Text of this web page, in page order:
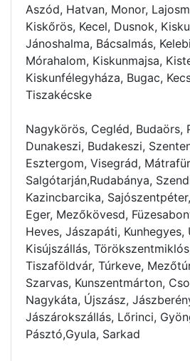
Aszód, Hatvan, Monor,
Kiskőrös, Kecel, Dusnok,
Jánoshalma, Bácsalmás,
Mórahalom, Kiskunmajsa,
Kiskunfélegyháza, Bugac,
Tiszakécske
Nagykörös, Cegléd, Budaörs,
Dunakeszi, Budakeszi,
Esztergom, Visegrád,
Salgótarján,Rudabánya,
Kazincbarcika,
Eger, Mezőkövesd,
Heves, Jászapáti, Kunhegyes,
Kisújszállás,
Tiszaföldvár, Túrkeve,
Szarvas, Kunszentmárton,
Nagykáta, Újszász,
Jászárokszállás, Lőrinci,
Pásztó,Gyula, Sarkad